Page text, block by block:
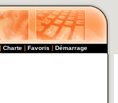
| Charte | Favoris | Démarrage